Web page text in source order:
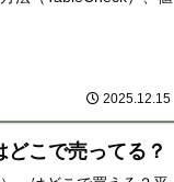
2025.12.15
こで売ってる？